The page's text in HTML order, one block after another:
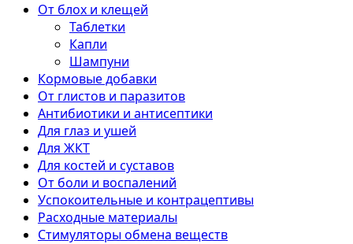
От блох и клещей
Таблетки
Капли
Шампуни
Кормовые добавки
От глистов и паразитов
Антибиотики и антисептики
Для глаз и ушей
Для ЖКТ
Для костей и суставов
От боли и воспалений
Успокоительные и контрацептивы
Расходные материалы
Стимуляторы обмена веществ